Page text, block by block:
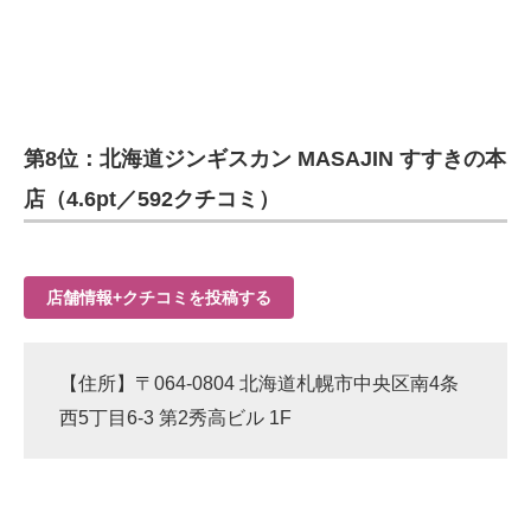
第8位：北海道ジンギスカン MASAJIN すすきの本
店（4.6pt／592クチコミ）
店舗情報+クチコミを投稿する
【住所】〒064-0804 北海道札幌市中央区南4条
西5丁目6-3 第2秀高ビル 1F